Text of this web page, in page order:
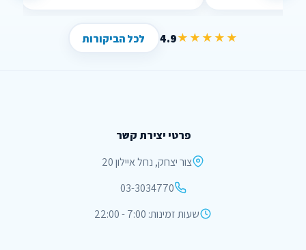
★★★★★
4.9 לכל הביקורות
פרטי יצירת קשר
צור יצחק, נחל איילון 20
03-3034770
שעות זמינות: 7:00 - 22:00